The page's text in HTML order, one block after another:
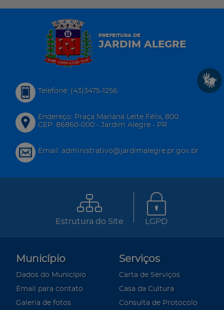
PREFEITURA DE
JARDIM ALEGRE
Telefone: (43)3475-1256
Endereço: Praça Mariana Leite Félix, 800
CEP: 86860-000 - Jardim Alegre - PR
Email: administrativo@jardimalegre.pr.gov.br
Estrutura do Site LGPD
Município
Dados do Município
Email para contato
Galeria de fotos
Serviços
Carta de Serviços
Casa da Cultura
Consulta de Protocolo